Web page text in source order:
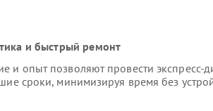
и быстрый ремонт
и опыт позволяют провести экспресс-
сроки, минимизируя время без